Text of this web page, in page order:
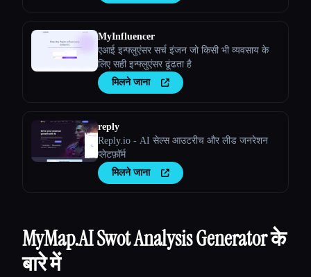
MyInfluencer
एआई इन्फ्लुएंसर सर्च इंजन जो किसी भी व्यवसाय के
लिए सही इन्फ्लुएंसर ढूंढता है
मिलने जाना
reply
Reply.io - AI सेल्स आउटरीच और लीड जनरेशन
प्लेटफ़ॉर्म
मिलने जाना
MyMap.AI Swot Analysis Generator के
बारे में